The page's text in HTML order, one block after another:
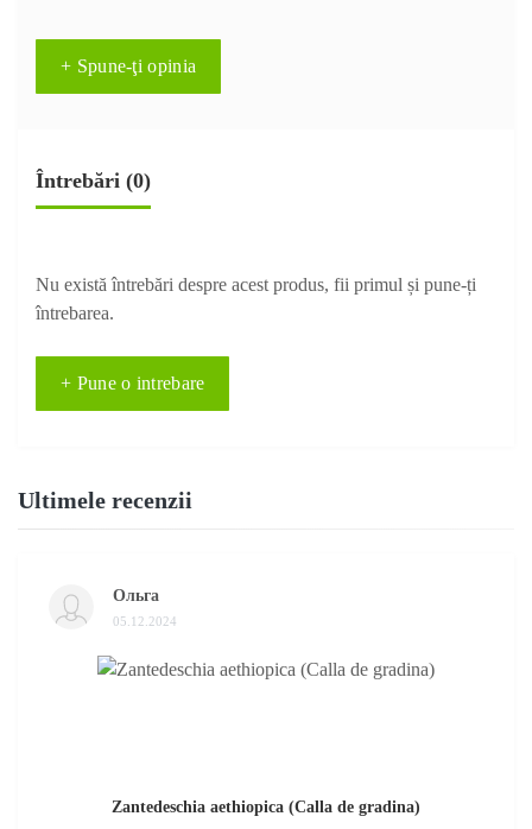
+ Spune-ţi opinia
Întrebări (0)
Nu există întrebări despre acest produs, fii primul și pune-ți
întrebarea.
+ Pune o intrebare
Ultimele recenzii
Ольга
05.12.2024
Zantedeschia aethiopica (Calla de gradina)